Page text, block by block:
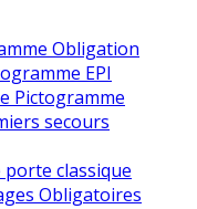
Obligation
EPI
Pictogramme
secours
porte classique
Obligatoires